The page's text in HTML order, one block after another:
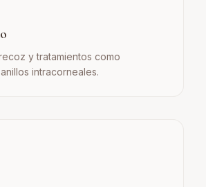
y tratamientos como
intracorneales.